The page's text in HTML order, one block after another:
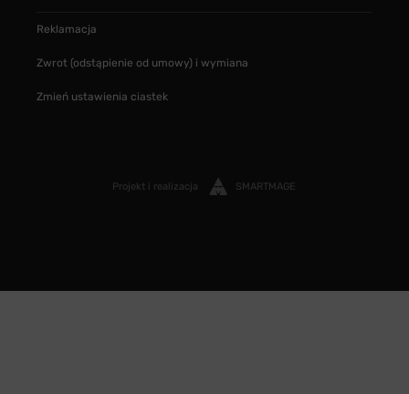
Reklamacja
Zwrot (odstąpienie od umowy) i wymiana
Zmień ustawienia ciastek
Projekt i realizacja SMARTMAGE